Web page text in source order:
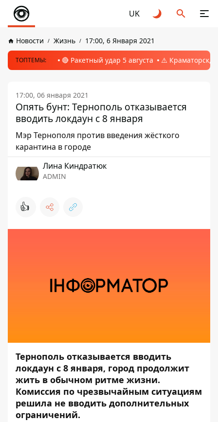
UK
Новости Жизнь 17:00, 6 Января 2021
ТОПТЕМЫ: 🔴 Ракетный удар 5 августа ⚠️ Краматорск,
17:00, 06 января 2021
Опять бунт: Тернополь отказывается
вводить локдаун с 8 января
Мэр Тернополя против введения жёсткого
карантина в городе
Лина Киндратюк
ADMIN
👍
Тернополь отказывается вводить
локдаун с 8 января, город продолжит
жить в обычном ритме жизни.
Комиссия по чрезвычайным ситуациям
решила не вводить дополнительных
ограничений.